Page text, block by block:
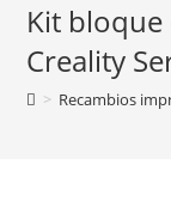
Kit bloque
Creality
> Recambios